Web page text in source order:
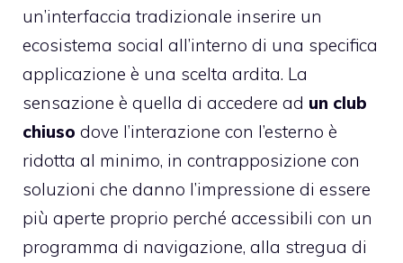
un’interfaccia tradizionale inserire un
ecosistema social all’interno di una specifica
applicazione è una scelta ardita. La
sensazione è quella di accedere ad un club
chiuso dove l’interazione con l’esterno è
ridotta al minimo, in contrapposizione con
soluzioni che danno l’impressione di essere
più aperte proprio perché accessibili con un
programma di navigazione, alla stregua di